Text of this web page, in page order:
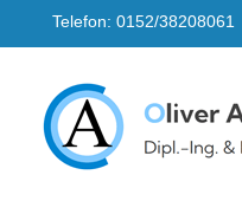
to
content
Telefon: 0152/38208061